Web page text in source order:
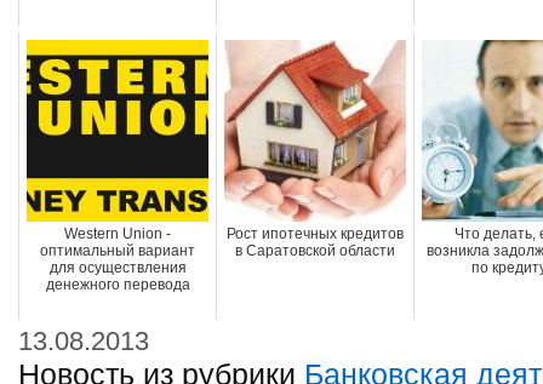
Western Union -
оптимальный вариант
для осуществления
денежного перевода
Рост ипотечных кредитов
в Саратовской области
Что делать,
возникла
по
13.08.2013
Новость из рубрики Банковская